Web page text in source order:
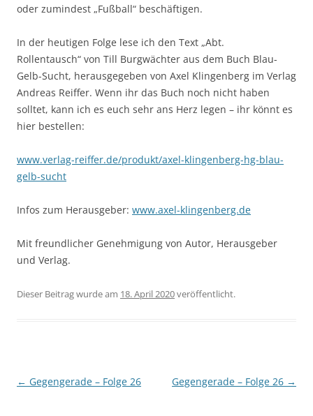
oder zumindest „Fußball“ beschäftigen.
In der heutigen Folge lese ich den Text „Abt.
Rollentausch“ von Till Burgwächter aus dem Buch Blau-
Gelb-Sucht, herausgegeben von Axel Klingenberg im Verlag
Andreas Reiffer. Wenn ihr das Buch noch nicht haben
solltet, kann ich es euch sehr ans Herz legen – ihr könnt es
hier bestellen:
www.verlag-reiffer.de/produkt/axel-klingenberg-hg-blau-
gelb-sucht
Infos zum Herausgeber: www.axel-klingenberg.de
Mit freundlicher Genehmigung von Autor, Herausgeber
und Verlag.
Dieser Beitrag wurde am 18. April 2020veröffentlicht.
Beitragsnavigation
← Gegengerade – Folge 26 Gegengerade – Folge 26 →